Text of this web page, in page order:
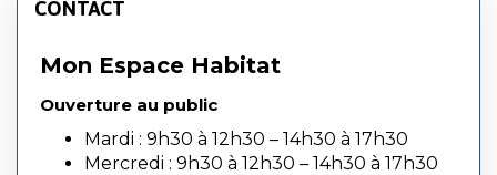
CONTACT
Mon Espace Habitat
Ouverture au public
Mardi : 9h30 à 12h30 – 14h30 à 17h30
Mercredi : 9h30 à 12h30 – 14h30 à 17h30